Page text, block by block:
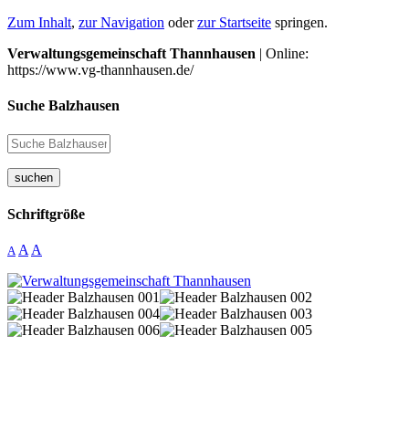
Zum Inhalt, zur Navigation oderzur Startseite springen.
Verwaltungsgemeinschaft Thannhausen | Online:
https://www.vg-thannhausen.de/
Suche Balzhausen
suchen
Schriftgröße
A A A